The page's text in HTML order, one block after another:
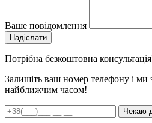
Ваше повідомлення
Потрібна безкоштовна
Залишіть ваш номер телефону і ми
найближчим часом!